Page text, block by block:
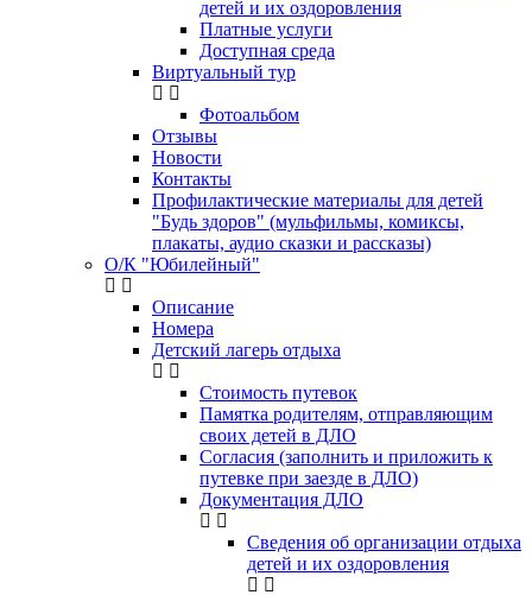
детей и их оздоровления
Платные услуги
Доступная среда
Виртуальный тур
Фотоальбом
Отзывы
Новости
Контакты
Профилактические материалы для детей
"Будь здоров" (мульфильмы, комиксы,
плакаты, аудио сказки и рассказы)
О/К "Юбилейный"
Описание
Номера
Детский лагерь отдыха
Стоимость путевок
Памятка родителям, отправляющим
своих детей в ДЛО
Согласия (заполнить и приложить к
путевке при заезде в ДЛО)
Документация ДЛО
Сведения об организации отдыха
детей и их оздоровления